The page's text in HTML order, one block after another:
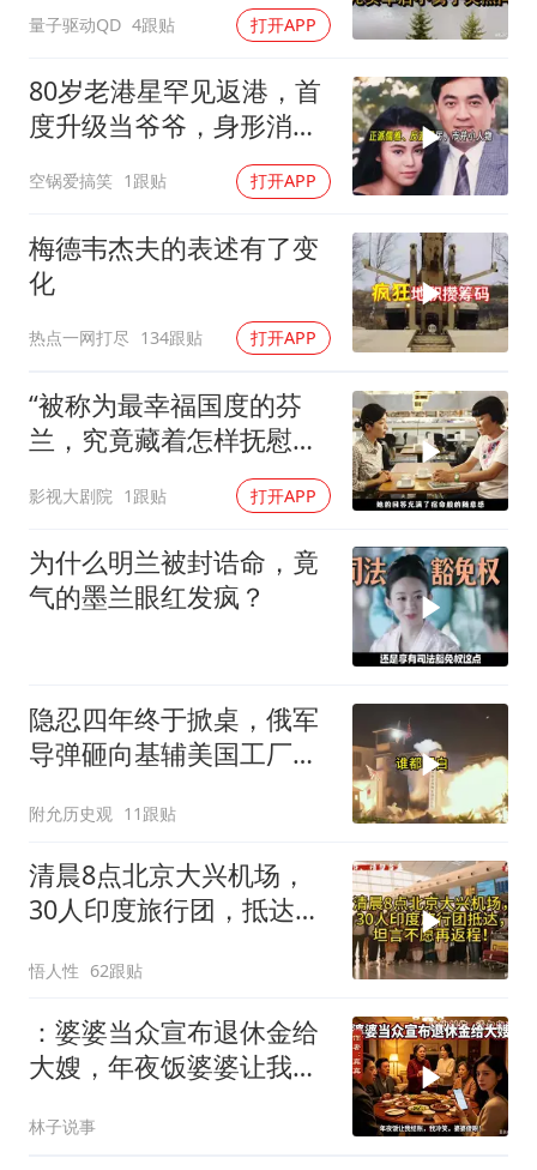
人民的健康、体质、幸福一脉相承
量子驱动QD 4跟贴 打开APP
80岁老港星罕见返港，首
度升级当爷爷，身形消瘦
空锅爱搞笑 1跟贴 打开APP
梅德韦杰夫的表述有了变
化
热点一网打尽 134跟贴 打开APP
“被称为最幸福国度的芬
兰，究竟藏着怎样抚慰人
影视大剧院 1跟贴 打开APP
为什么明兰被封诰命，竟
气的墨兰眼红发疯？
隐忍四年终于掀桌，俄军
导弹砸向基辅美国工厂，
附允历史观 11跟贴
清晨8点北京大兴机场，
30人印度旅行团，抵达，
悟人性 62跟贴
：婆婆当众宣布退休金给
大嫂，年夜饭婆婆让我结
林子说事